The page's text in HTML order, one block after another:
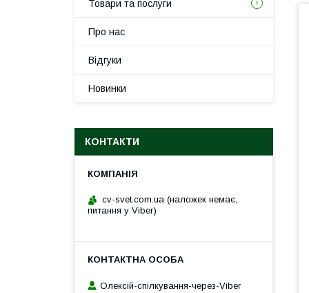
Товари та послуги
Про нас
Відгуки
Новинки
КОНТАКТИ
cv-svet.com.ua (наложек немає,
питання у Viber)
Олексій-спілкування-через-Viber